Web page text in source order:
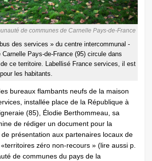
de communes de Carnelle Pays-de-France
des services » du centre intercommunal
Pays-de-France (95) circule dans
ce territoire. Labellisé France services, il est
les habitants.
bureaux flambants neufs de la maison
installée place de la République à
(85), Élodie Berthommeau, sa
de rédiger un document pour la
présentation aux partenaires locaux de
«territoires zéro non-recours » (lire aussi p.
de communes du pays de la